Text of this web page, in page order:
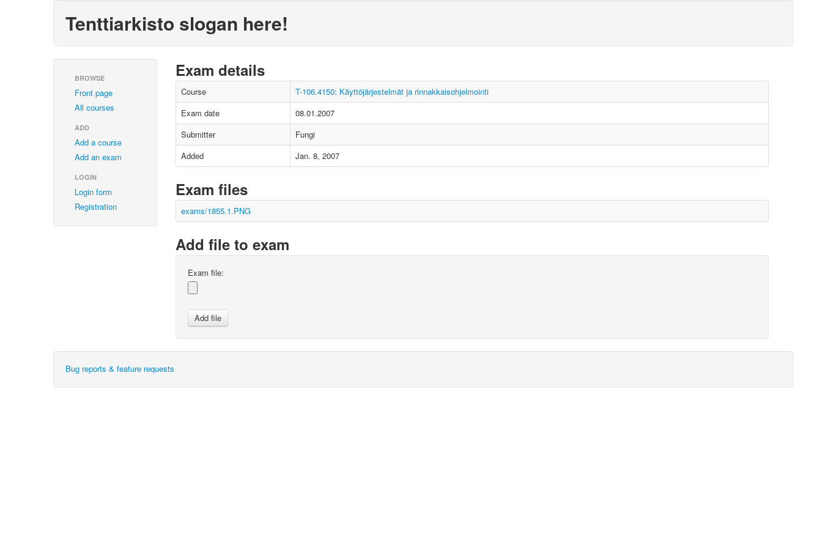
Tenttiarkisto slogan here!
BROWSE
Front page
All courses
ADD
Add a course
Add an exam
LOGIN
Login form
Registration
Exam details
Course
T-106.4150: Käyttöjärjestelmät ja rinnakkaisohjelmointi
Exam date
08.01.2007
Submitter
Fungi
Added
Jan. 8, 2007
Exam files
exams/1855.1.PNG
Add file to exam
Exam file:
Bug reports & feature requests